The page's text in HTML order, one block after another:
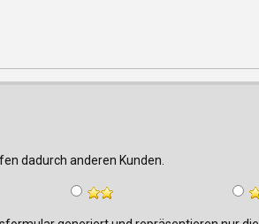
dadurch anderen Kunden.